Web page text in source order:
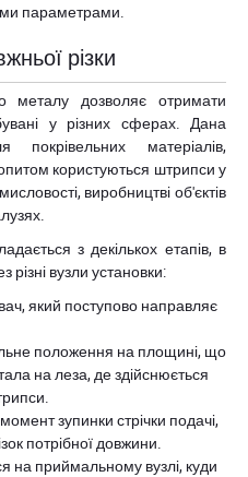
параметрами.
різки
металу дозволяє отримати
у різних сферах. Дана
матеріалів,
користуються штрипси у
виробництві об'єктів
з декількох етапів, в
різні вузли установки:
який поступово направляє
положення на площині, що
на леза, де здійснюється
зупинки стрічки подачі,
потрібної довжини.
на приймальному вузлі, куди